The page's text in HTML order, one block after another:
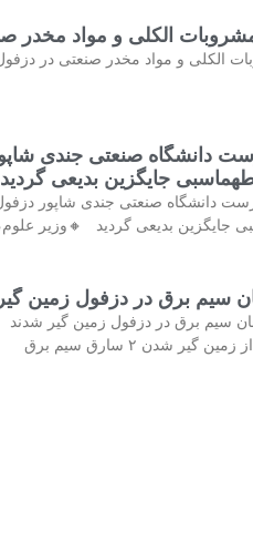
الکلی و مواد مخدر
الکلی و مواد مخدر صنعتی در
دانشگاه صنعتی جندی
جایگزین بدیعی گردید
دانشگاه صنعتی جندی شاپور
جایگزین بدیعی گردید 🔸وزیر علوم،
سیم برق در دزفول زمین
سیم برق در دزفول زمین گیر شدند
گیر شدن ۲ سارق سیم برق